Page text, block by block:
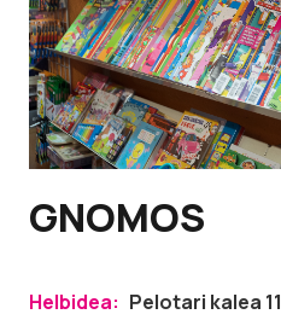
GNOMOS
Helbidea: Pelotari kalea 11